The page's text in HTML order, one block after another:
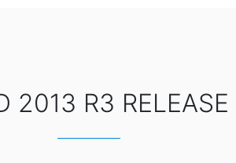
R3 RELEASE